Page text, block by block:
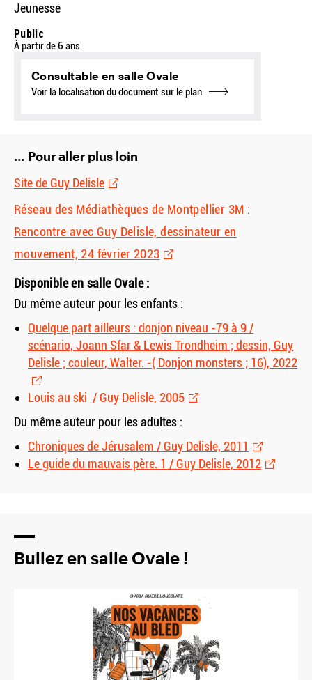
Jeunesse
Public
À partir de 6 ans
Consultable en salle Ovale
Voir la localisation du document sur le plan
… Pour aller plus loin
Site de Guy Delisle
Réseau des Médiathèques de Montpellier 3M :
Rencontre avec Guy Delisle, dessinateur en
mouvement, 24 février 2023
Disponible en salle Ovale :
Du même auteur pour les enfants :
Quelque part ailleurs : donjon niveau -79 à 9 /
scénario, Joann Sfar& Lewis Trondheim ; dessin, Guy
Delisle ; couleur, Walter. -( Donjon monsters ; 16), 2022
Louis au ski / Guy Delisle, 2005
Du même auteur pour les adultes :
Chroniques de Jérusalem / Guy Delisle, 2011
Le guide du mauvais père. 1 / Guy Delisle, 2012
Bullez en salle Ovale !